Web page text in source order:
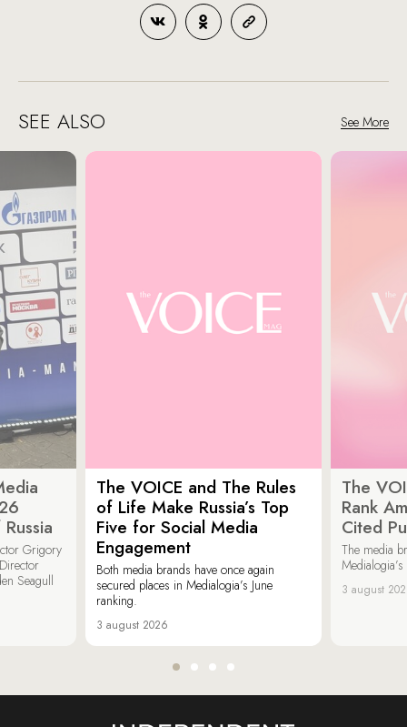
SEE ALSO See More
Grigory
Seagull
The VOICE and The Rules
of Life Make Russia’s Top
Five for Social Media
Engagement
Both media brands have once again
secured places in Medialogia’s June
ranking.
3 august 2026
The
Rank
Cited
The media
3 august